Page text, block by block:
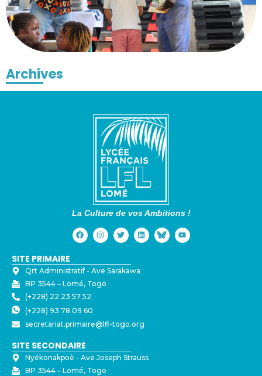
Archives
La Culture de vos Ambitions !
SITE PRIMAIRE
Qrt Administratif - ⁠Ave Sarakawa
BP 3544 – Lomé, Togo
(+228) 22 23 57 52
(+228) 93 78 09 60
secretariat.primaire@lfl-togo.org
SITE SECONDAIRE
Nyékonakpoè - ⁠Ave Joseph Strauss
BP 3544 – Lomé, Togo